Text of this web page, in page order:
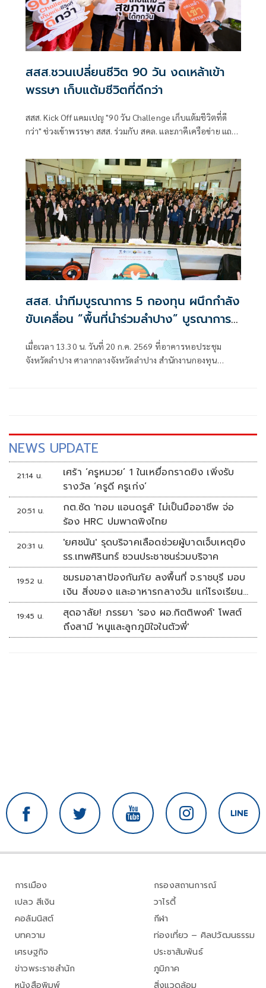
สสส.ชวนเปลี่ยนชีวิต 90 วัน งดเหล้าเข้า
พรรษา เก็บแต้มชีวิตที่ดีกว่า
สสส. Kick Off แคมเปญ "90 วัน Challenge เก็บแต้มชีวิตที่ดี
กว่า" ช่วงเข้าพรรษา สสส. ร่วมกับ สคล. และภาคีเครือข่าย แถลง
พรรษา ปี 2569
สสส. นำทีมบูรณาการ 5 กองทุน ผนึกกำลัง
ขับเคลื่อน “พื้นที่นำร่วมลำปาง” บูรณาการ
ด้านสิ่งแวดล้อม-สุขภาพ-โลกร้อน ฟื้นฟู
แม่น้ำวัง สร้างเมืองสุขภาวะที่ยั่งยืน
เมื่อเวลา 13.30 น. วันที่ 20 ก.ค. 2569 ที่อาคารหอประชุม
จังหวัดลำปาง ศาลากลางจังหวัดลำปาง สำนักงานกองทุน
NEWS UPDATE
21:14 น.
เศร้า ‘ครูหมวย’ 1 ในเหยื่อกราดยิง เพิ่งรับ
รางวัล ‘ครูดี ครูเก่ง’
20:51 น.
กต.ซัด 'ทอม แอนดรูส์' ไม่เป็นมืออาชีพ จ่อ
ร้อง HRC ปมพาดพิงไทย
20:31 น.
'ยศชนัน' รุดบริจาคเลือดช่วยผู้บาดเจ็บเหตุยิง
รร.เทพศิรินทร์ ชวนประชาชนร่วมบริจาค
19:52 น.
ชมรมอาสาป้องกันภัย ลงพื้นที่ จ.ราชบุรี มอบ
เงิน สิ่งของ และอาหารกลางวัน แก่โรงเรียน
บ้านหนองน้ำใส
19:45 น.
สุดอาลัย! ภรรยา 'รอง ผอ.กิตติพงศ์' โพสต์
ถึงสามี 'หนูและลูกภูมิใจในตัวพี่'
การเมือง
เปลว สีเงิน
คอลัมนิสต์
บทความ
เศรษฐกิจ
ข่าวพระราชสำนัก
หนังสือพิมพ์
กรองสถานการณ์
วาไรตี้
กีฬา
ท่องเที่ยว – ศิลปวัฒนธรรม
ประชาสัมพันธ์
ภูมิภาค
สิ่งแวดล้อม